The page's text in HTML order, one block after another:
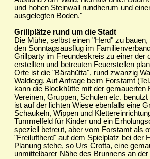
und hohen Steinwall rundherum und
ausgelegten Boden."
Grillplätze rund um die Stadt
Die Mühe, selbst einen "Herd" zu
den Sonntagsausflug im
Grillparty im Freundeskreis zu einer der
erstellten und betreuten Feuerstellen
Orte ist die "Bärahütta", rund zwanzig
Waldegg. Auf Anfrage beim Forstamt
kann die Blockhütte mit der gemauerten
Vereinen, Gruppen, Schulen etc.
ist auf der lichten Wiese ebenfalls eine
Schaukeln, Wippen und
Tummelfeld für Kinder und ein
speziell betreut, aber vom Forstamt als
"Freiluftherd" auf dem Spielplatz bei der
Planung stehe, so Urs Crotta, eine
unmittelbarer Nähe des Brunnens an